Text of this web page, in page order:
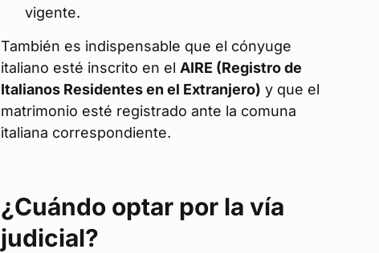
vigente.
También es indispensable que el cónyuge
italiano esté inscrito en el AIRE (Registro de
Italianos Residentes en el Extranjero) y que el
matrimonio esté registrado ante la comuna
italiana correspondiente.
¿Cuándo optar por la vía
judicial?